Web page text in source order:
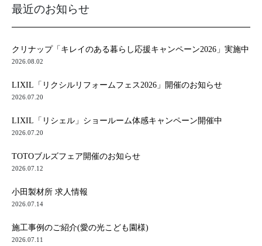
最近のお知らせ
クリナップ「キレイのある暮らし応援キャンペーン2026」実施中
2026.08.02
LIXIL「リクシルリフォームフェス2026」開催のお知らせ
2026.07.20
LIXIL「リシェル」ショールーム体感キャンペーン開催中
2026.07.20
TOTOブルズフェア開催のお知らせ
2026.07.12
小田製材所 求人情報
2026.07.14
施工事例のご紹介(愛の光こども園様)
2026.07.11